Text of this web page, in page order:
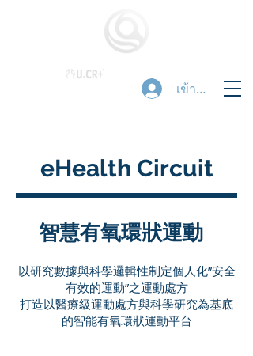
เข้าสู่ระบบ
eHealth Circuit
智慧有氧環狀運動
以研究數據與科學邏輯性制定個人化”安全
有效的運動”之運動處方
打造以醫療級運動處方與科學研究為基底
的智能有氧環狀運動平台